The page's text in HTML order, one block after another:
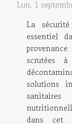
Lun. 1
La
essentiel
scrutées
solutions
dans cet